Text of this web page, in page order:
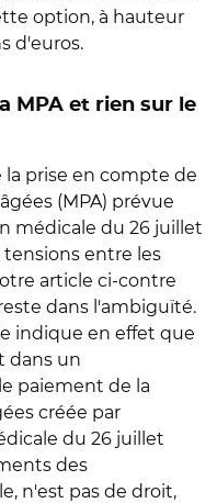
option, à hauteur
d'euros.
MPA et rien sur le
prise en compte de
(MPA) prévue
médicale du 26 juillet
tensions entre les
article ci-contre
dans l'ambiguïté.
indique en effet que
dans un
paiement de la
créée par
du 26 juillet
des
n'est pas de droit,